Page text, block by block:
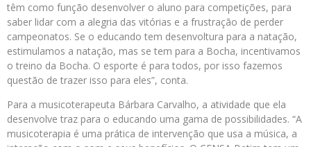
têm como função desenvolver o aluno para competições, para
saber lidar com a alegria das vitórias e a frustração de perder
campeonatos. Se o educando tem desenvoltura para a natação,
estimulamos a natação, mas se tem para a Bocha, incentivamos
o treino da Bocha. O esporte é para todos, por isso fazemos
questão de trazer isso para eles”, conta.
Para a musicoterapeuta Bárbara Carvalho, a atividade que ela
desenvolve traz para o educando uma gama de possibilidades. “A
musicoterapia é uma prática de intervenção que usa a música, a